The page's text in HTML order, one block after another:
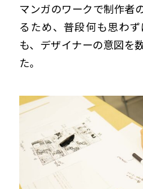
マンガのワークで制作者
るため、普段何も思わ
も、デザイナーの意図を
た。